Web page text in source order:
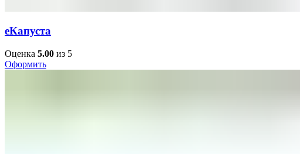
еКапуста
Оценка 5.00 из 5
Оформить